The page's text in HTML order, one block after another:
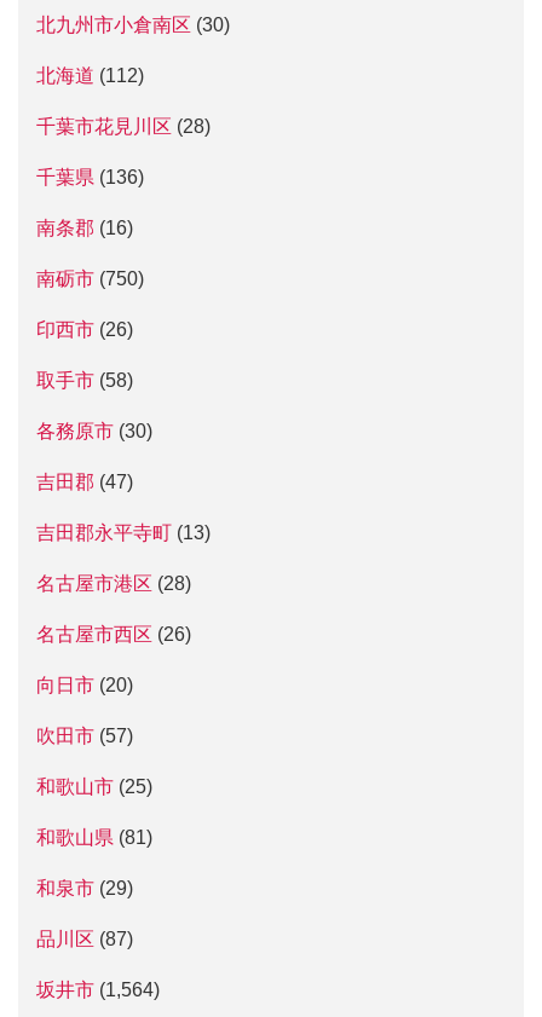
北九州市小倉南区 (30)
北海道 (112)
千葉市花見川区 (28)
千葉県 (136)
南条郡 (16)
南砺市 (750)
印西市 (26)
取手市 (58)
各務原市 (30)
吉田郡 (47)
吉田郡永平寺町 (13)
名古屋市港区 (28)
名古屋市西区 (26)
向日市 (20)
吹田市 (57)
和歌山市 (25)
和歌山県 (81)
和泉市 (29)
品川区 (87)
坂井市 (1,564)